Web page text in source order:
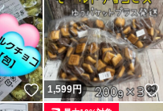
いいね！
1,599円